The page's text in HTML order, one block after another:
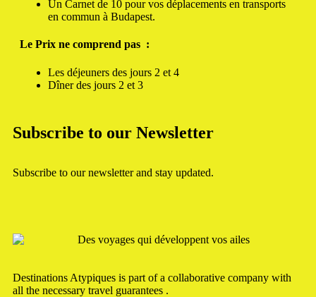
Un Carnet de 10 pour vos déplacements en transports
en commun à Budapest.
Le Prix ne comprend pas :
Les déjeuners des jours 2 et 4
Dîner des jours 2 et 3
Subscribe to our Newsletter
Subscribe to our newsletter and stay updated.
Destinations Atypiques is part of a collaborative company with
all the necessary travel guarantees .